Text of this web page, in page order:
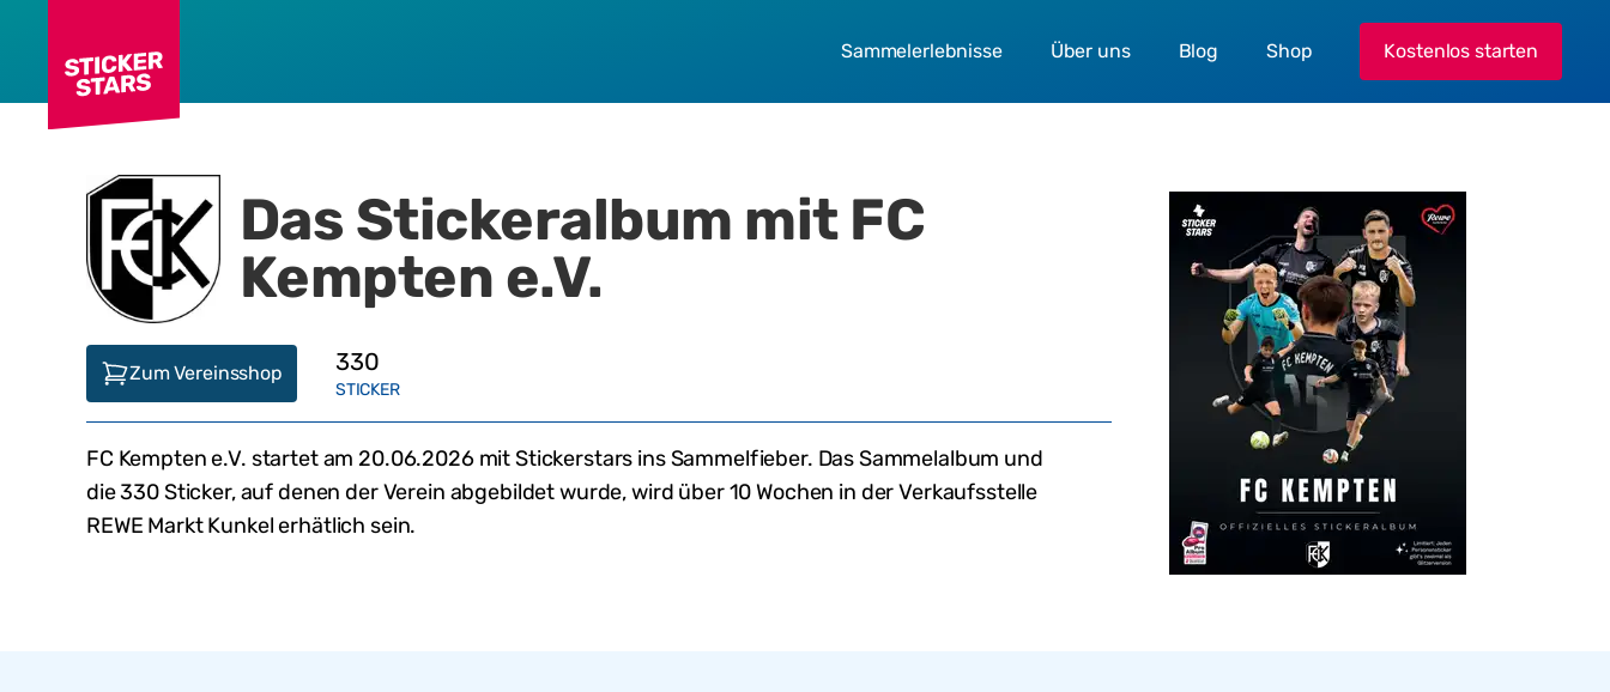
Sammelerlebnisse Über uns Blog Shop Kostenlos starten
Das Stickeralbum mit FC
Kempten e.V.
Zum Vereinsshop 330
STICKER
FC Kempten e.V. startet am 20.06.2026mit Stickerstars ins Sammelfieber. Das Sammelalbum und
die330Sticker, auf denen der Verein abgebildet wurde,wird über 10 Wochen in der Verkaufsstelle
REWE Markt Kunkelerhätlich sein.